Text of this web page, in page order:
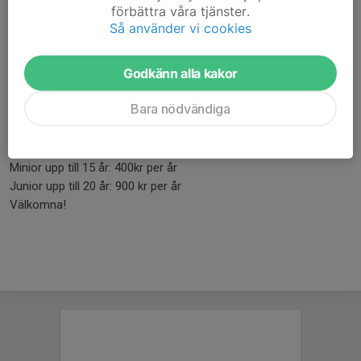
Lördag 15 augusti kl 10.00-12.00
Lördag 29 augusti kl 10.00-12.00
Lördag 12 september kl 10.00-12.00
Vi skjuter 50 skott, ammunitionskostnad i samband med
Minior upp till 15 år: 400kr per år
Junior upp till 20 år: 900 kr per år
Välkomna!
förbättra våra tjänster.
Så använder vi cookies
Godkänn alla kakor
Bara nödvändiga